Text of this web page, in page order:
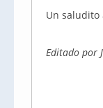
Un saludito
Editado por